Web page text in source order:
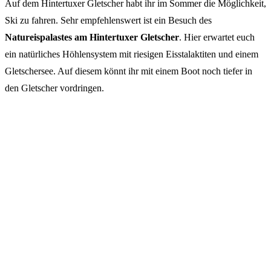
Auf dem Hintertuxer Gletscher habt ihr im Sommer die Möglichkeit,
Ski zu fahren. Sehr empfehlenswert ist ein Besuch des
Natureispalastes am Hintertuxer Gletscher. Hier erwartet euch
ein natürliches Höhlensystem mit riesigen Eisstalaktiten und einem
Gletschersee. Auf diesem könnt ihr mit einem Boot noch tiefer in
den Gletscher vordringen.